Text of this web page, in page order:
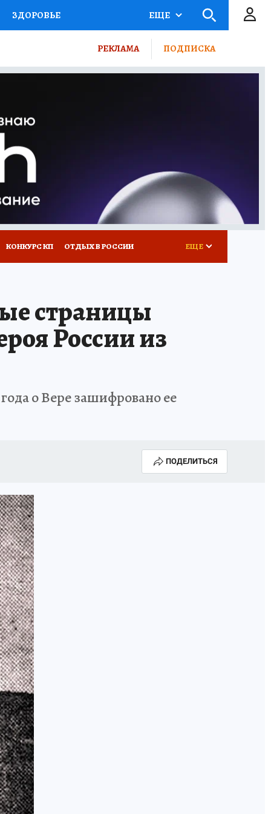
ЗДОРОВЬЕ
ПУТЕВОДИТЕЛЬ
ЕЩЕ
РЕКЛАМА ПОДПИСКА
КОНКУРС КП ОТДЫХ В РОССИИ ЕЩЕ
страницы
России из
о Вере зашифровано ее
ПОДЕЛИТЬСЯ